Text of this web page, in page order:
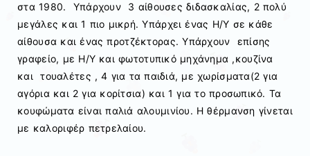
στα 1980. Υπάρχουν 3 αίθουσες διδασκαλίας, 2 πολύ
μεγάλες και 1 πιο μικρή. Υπάρχει ένας Η/Υ σε κάθε
αίθουσα και ένας προτζέκτορας. Υπάρχουν επίσης
γραφείο, με Η/Υ και φωτοτυπικό μηχάνημα ,κουζίνα
και τουαλέτες , 4 για τα παιδιά, με χωρίσματα(2 για
αγόρια και 2 για κορίτσια) και 1 για το προσωπικό. Τα
κουφώματα είναι παλιά αλουμινίου. Η θέρμανση γίνεται
με καλοριφέρ πετρελαίου.